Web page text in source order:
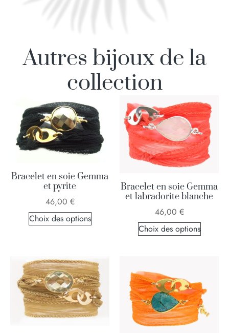
Autres bijoux de la
collection
Bracelet en soie Gemma
et pyrite
46,00 €
Choix des options
Bracelet en soie Gemma
et labradorite blanche
46,00 €
Choix des options